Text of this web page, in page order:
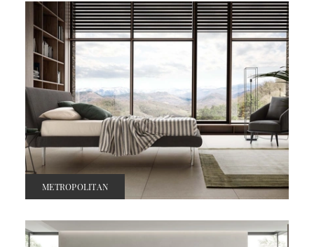
METROPOLITAN